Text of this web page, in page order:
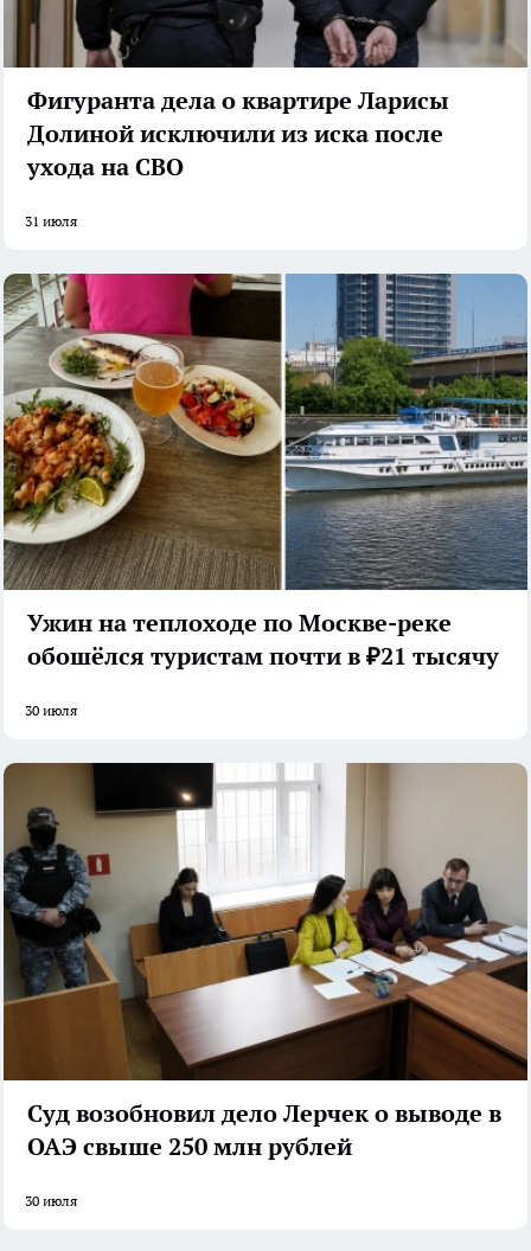
Фигуранта дела о квартире Ларисы
Долиной исключили из иска после
ухода на СВО
31 июля
Ужин на теплоходе по Москве-реке
обошёлся туристам почти в ₽21 тысячу
30 июля
Суд возобновил дело Лерчек о выводе в
ОАЭ свыше 250 млн рублей
30 июля